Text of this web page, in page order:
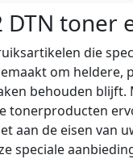
DTN toner
die
om
behouden blijft.
tonerproducten
aan de eisen van
speciale